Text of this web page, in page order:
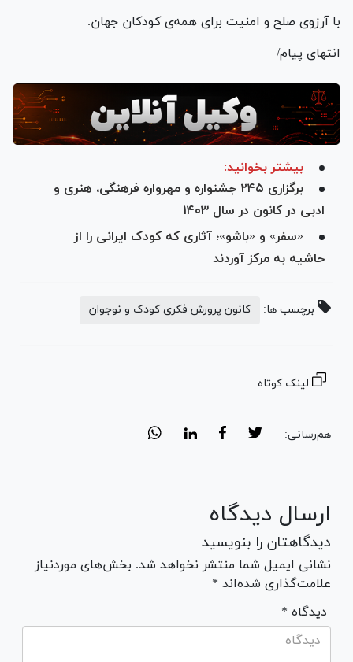
با آرزوی صلح و امنیت برای همه‌ی کودکان جهان.
انتهای پیام/
بیشتر بخوانید:
برگزاری ۲۴۵ جشنواره و مهرواره فرهنگی، هنری و
ادبی در کانون در سال ۱۴۰۳
«سفر» و «باشو»؛ آثاری که کودک ایرانی را از
حاشیه به مرکز آوردند
برچسب ها: کانون پرورش فکری کودک و نوجوان
لینک کوتاه
هم‌رسانی:
ارسال دیدگاه
دیدگاهتان را بنویسید
نشانی ایمیل شما منتشر نخواهد شد. بخش‌های موردنیاز
علامت‌گذاری شده‌اند *
* دیدگاه